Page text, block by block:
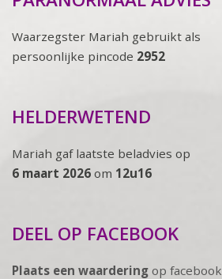
Waarzegster Mariah gebruikt als
persoonlijke pincode 2952
HELDERWETEND
Mariah gaf laatste beladvies op
6 maart 2026 om 12u16
DEEL OP FACEBOOK
Plaats een waardering op facebook